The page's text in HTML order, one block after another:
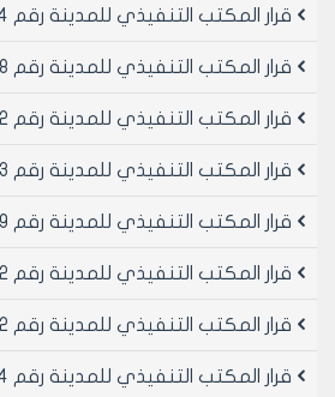
قرار المكتب التنفيذي للمدينة رقم 14 لعام 2021
قرار المكتب التنفيذي للمدينة رقم 158 لعام 2021
قرار المكتب التنفيذي للمدينة رقم 162 لعام 2021
قرار المكتب التنفيذي للمدينة رقم 163 لعام 2021
قرار المكتب التنفيذي للمدينة رقم 189 لعام 2021
قرار المكتب التنفيذي للمدينة رقم 192 لعام 2021
قرار المكتب التنفيذي للمدينة رقم 2 لعام 2021
قرار المكتب التنفيذي للمدينة رقم 224 لعام 2021